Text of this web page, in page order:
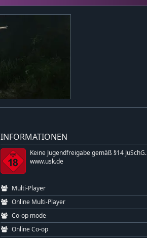
INFORMATIONEN
Keine Jugendfreigabe gemäß §14 JuSchG.
www.usk.de
Multi-Player
Online Multi-Player
Co-op mode
Online Co-op